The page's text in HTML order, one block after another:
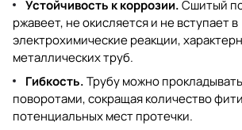
Устойчивость к коррозии.Сшитый
ржавеет, не окисляется и не вступает в
электрохимические реакции,
металлических труб.
Гибкость.Трубу можно
поворотами, сокращая количество
потенциальных мест протечки.